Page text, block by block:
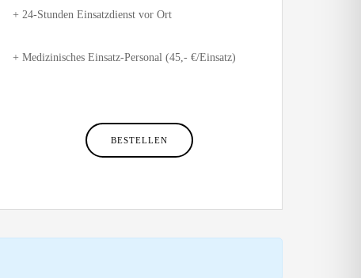
+ 24-Stunden Einsatzdienst vor Ort
+ Medizinisches Einsatz-Personal (45,- €/Einsatz)
BESTELLEN